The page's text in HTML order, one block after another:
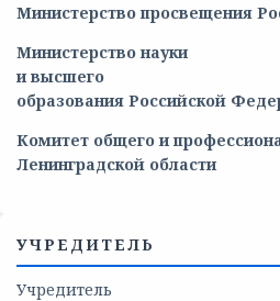
Министерство просвещения
Министерство науки
и высшего
образования Российской
Комитет общего и
Ленинградской области
УЧРЕДИТЕЛЬ
Учредитель